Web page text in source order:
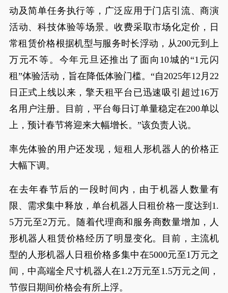
动及简单任务执行等，广泛应用于门店引流、商演
活动、科技体验等场景。收费采取市场化定价，日
常租赁价格根据机型与服务时长浮动，从200元到上
万元不等。今年元旦还推出了面向10城的“1元闪
租”体验活动，旨在降低体验门槛。“自2025年12月22
日正式上线以来，擎天租平台已迅速吸引超过16万
名用户注册。目前，平台每日订单量稳定在200单以
上，预计春节将迎来大幅增长。”该负责人说。
率先体验的用户还发现，短租人形机器人的价格正
大幅下调。
在去年春节后的一段时间内，由于机器人数量有
限、需求集中释放，单台机器人日租价格一度达到1.
5万元至2万元。随着代理商和服务商数量增加，人
形机器人租赁价格经历了明显变化。目前，主流机
型的人形机器人日租价格多集中在5000元至1万元之
间，中高端全尺寸机器人在1.2万元至1.5万元之间，
节假日期间价格会有所上浮。